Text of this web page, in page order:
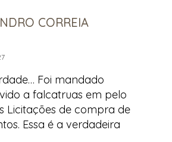
CORREIA
Foi mandado
a falcatruas em pelo
Licitações de compra de
Essa é a verdadeira